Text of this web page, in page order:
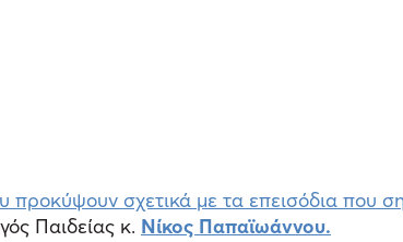
προκύψουν σχετικά με τα επεισόδια που
Παιδείας κ. Νίκος Παπαϊωάννου.